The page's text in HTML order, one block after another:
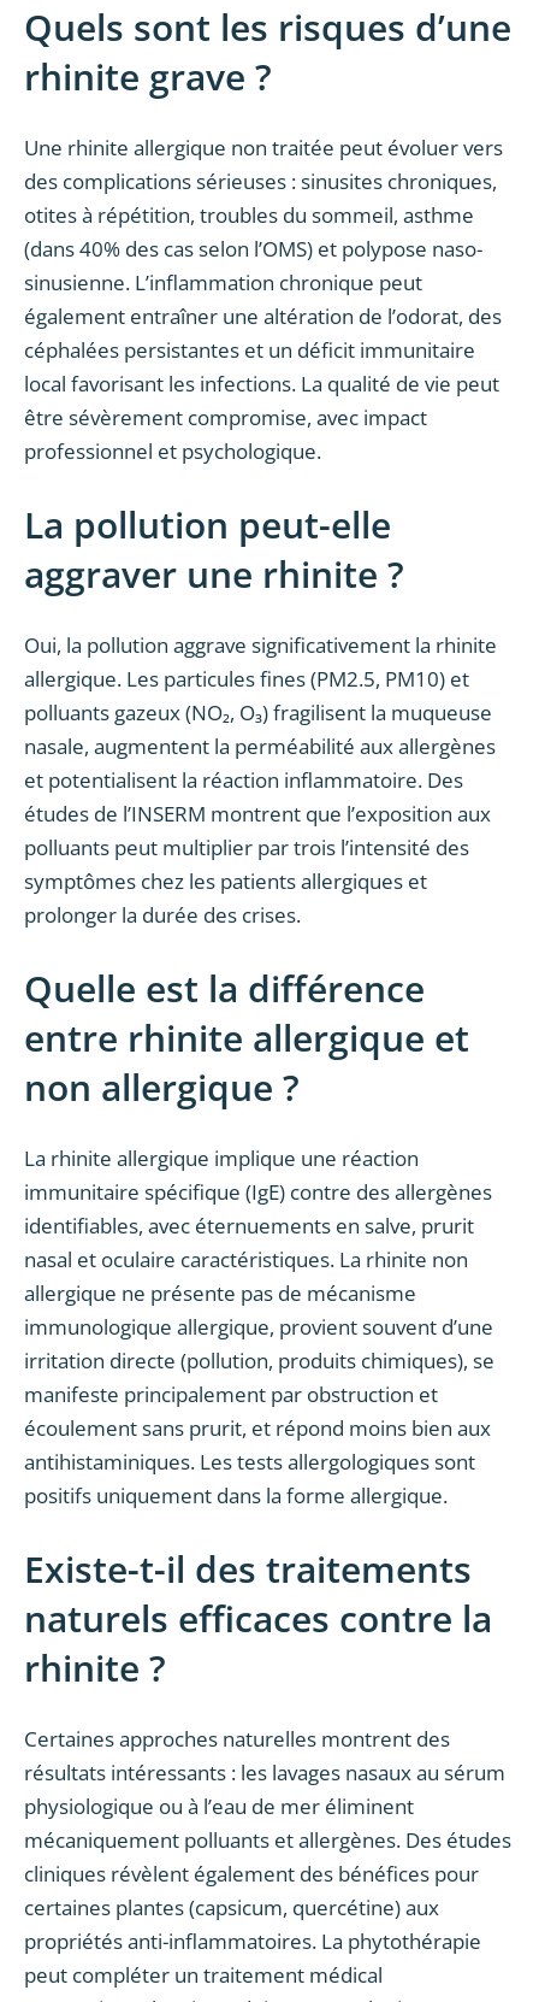
Quels sont les risques d’une
rhinite grave ?
Une rhinite allergique non traitée peut évoluer vers
des complications sérieuses : sinusites chroniques,
otites à répétition, troubles du sommeil, asthme
(dans 40% des cas selon l’OMS) et polypose naso-
sinusienne. L’inflammation chronique peut
également entraîner une altération de l’odorat, des
céphalées persistantes et un déficit immunitaire
local favorisant les infections. La qualité de vie peut
être sévèrement compromise, avec impact
professionnel et psychologique.
La pollution peut-elle
aggraver une rhinite ?
Oui, la pollution aggrave significativement la rhinite
allergique. Les particules fines (PM2.5, PM10) et
polluants gazeux (NO₂, O₃) fragilisent la muqueuse
nasale, augmentent la perméabilité aux allergènes
et potentialisent la réaction inflammatoire. Des
études de l’INSERM montrent que l’exposition aux
polluants peut multiplier par trois l’intensité des
symptômes chez les patients allergiques et
prolonger la durée des crises.
Quelle est la différence
entre rhinite allergique et
non allergique ?
La rhinite allergique implique une réaction
immunitaire spécifique (IgE) contre des allergènes
identifiables, avec éternuements en salve, prurit
nasal et oculaire caractéristiques. La rhinite non
allergique ne présente pas de mécanisme
immunologique allergique, provient souvent d’une
irritation directe (pollution, produits chimiques), se
manifeste principalement par obstruction et
écoulement sans prurit, et répond moins bien aux
antihistaminiques. Les tests allergologiques sont
positifs uniquement dans la forme allergique.
Existe-t-il des traitements
naturels efficaces contre la
rhinite ?
Certaines approches naturelles montrent des
résultats intéressants : les lavages nasaux au sérum
physiologique ou à l’eau de mer éliminent
mécaniquement polluants et allergènes. Des études
cliniques révèlent également des bénéfices pour
certaines plantes (capsicum, quercétine) aux
propriétés anti-inflammatoires. La phytothérapie
peut compléter un traitement médical